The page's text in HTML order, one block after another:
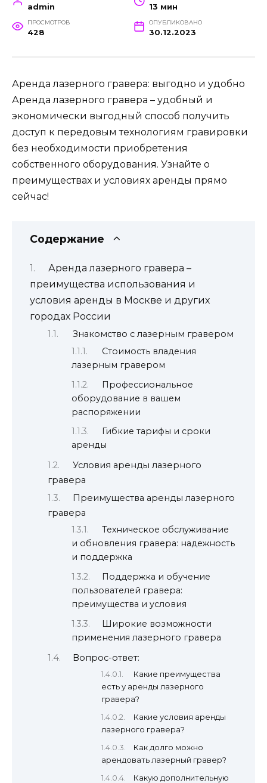
admin 13 мин
ПРОСМОТРОВ
428
ОПУБЛИКОВАНО
30.12.2023
Аренда лазерного гравера: выгодно и удобно
Аренда лазерного гравера – удобный и
экономически выгодный способ получить
доступ к передовым технологиям гравировки
без необходимости приобретения
собственного оборудования. Узнайте о
преимуществах и условиях аренды прямо
сейчас!
Содержание
Аренда лазерного гравера –
преимущества использования и
условия аренды в Москве и других
городах России
Знакомство с лазерным гравером
Стоимость владения
лазерным гравером
Профессиональное
оборудование в вашем
распоряжении
Гибкие тарифы и сроки
аренды
Условия аренды лазерного
гравера
Преимущества аренды лазерного
гравера
Техническое обслуживание
и обновления гравера: надежность
и поддержка
Поддержка и обучение
пользователей гравера:
преимущества и условия
Широкие возможности
применения лазерного гравера
Вопрос-ответ:
Какие преимущества
есть у аренды лазерного
гравера?
Какие условия аренды
лазерного гравера?
Как долго можно
арендовать лазерный гравер?
Какую дополнительную